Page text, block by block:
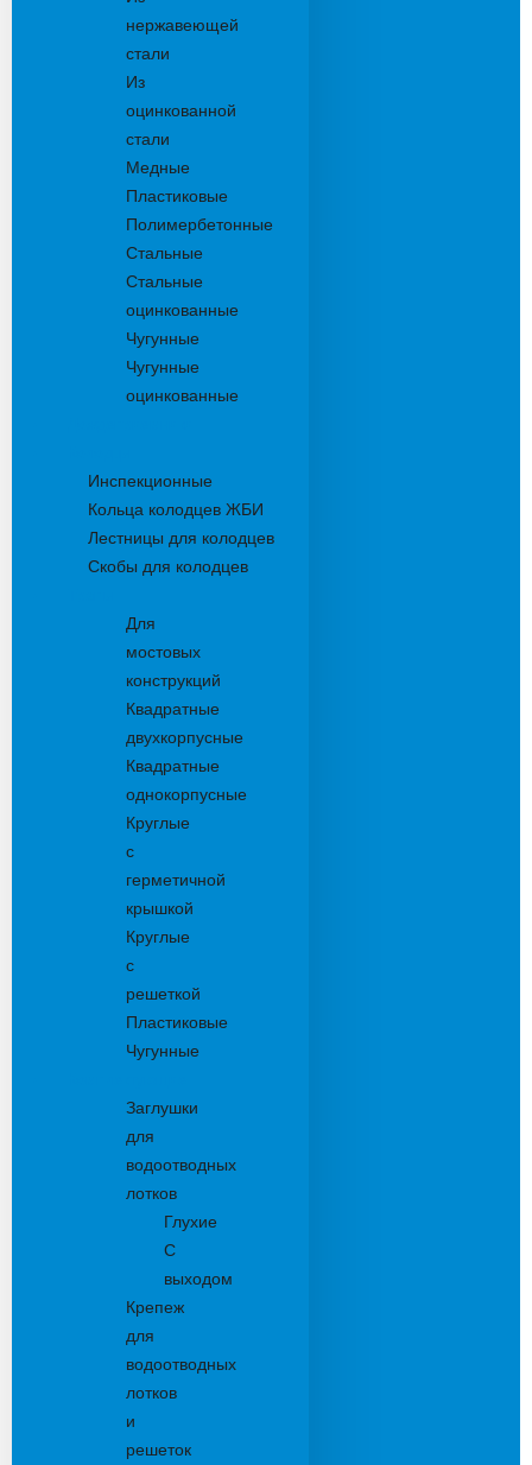
нержавеющей
стали
Из
оцинкованной
стали
Медные
Пластиковые
Полимербетонные
Стальные
Стальные
оцинкованные
Чугунные
Чугунные
оцинкованные
Инспекционные
Кольца колодцев ЖБИ
Лестницы для колодцев
Скобы для колодцев
Для
мостовых
конструкций
Квадратные
двухкорпусные
Квадратные
однокорпусные
Круглые
с
герметичной
крышкой
Круглые
с
решеткой
Пластиковые
Чугунные
Заглушки
для
водоотводных
лотков
Глухие
С
выходом
Крепеж
для
водоотводных
лотков
и
решеток